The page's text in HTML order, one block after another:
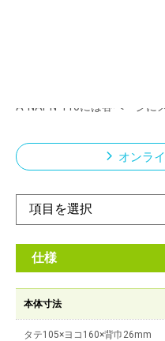
A-NAPN-110には各ページに
オンラ
仕様
本体寸法
タテ105×ヨコ160×背巾26mm